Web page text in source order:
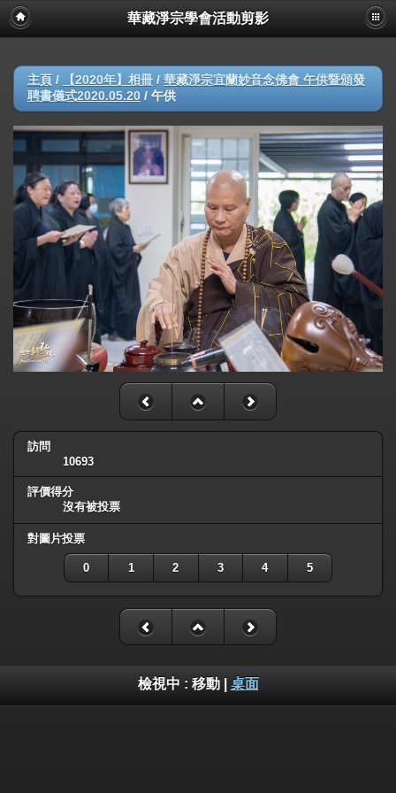
華藏淨宗學會活動剪影
主頁 / 【2020年】相冊 / 華藏淨宗宜蘭妙音念佛會 午供暨頒發
聘書儀式2020.05.20 / 午供
訪問
10693
評價得分
沒有被投票
對圖片投票
0 1 2 3 4 5
檢視中 : 移動| 桌面